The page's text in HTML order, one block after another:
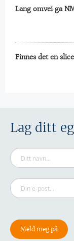
Lang omvei ga
Finnes det en
Lag ditt